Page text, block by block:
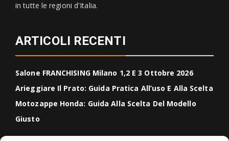
in tutte le regioni d'Italia.
ARTICOLI RECENTI
Salone FRANCHISING Milano 1,2 E 3 Ottobre 2026
Arieggiare Il Prato: Guida Pratica All’uso E Alla Scelta
Motozappe Honda: Guida Alla Scelta Del Modello
Giusto